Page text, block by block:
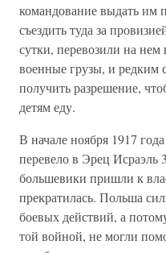
командование выдать им
съездить туда за
сутки, перевозили на нем
военные грузы, и редким
получить разрешение,
детям еду.
В начале ноября 1917
перевело в Эрец Исраэль
большевики пришли к
прекратилась. Польша
боевых действий, а
той войной, не могли